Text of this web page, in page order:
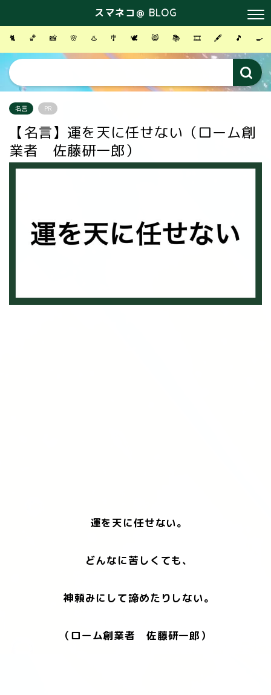
スマネコ＠ BLOG
🐈 🏀 📸 🌸 ♨️ 🎐 🕊 😸 📚 🎞 🖋 🎵 🍳
名言 PR
【名言】運を天に任せない（ローム創
業者 佐藤研一郎）
運を天に任せない。
どんなに苦しくても、
神頼みにして諦めたりしない。
（ローム創業者 佐藤研一郎）